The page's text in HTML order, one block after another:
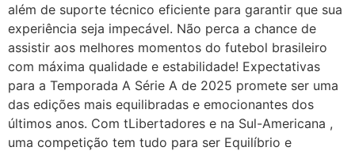
além de suporte técnico eficiente para garantir que sua
experiência seja impecável. Não perca a chance de
assistir aos melhores momentos do futebol brasileiro
com máxima qualidade e estabilidade! Expectativas
para a Temporada A Série A de 2025 promete ser uma
das edições mais equilibradas e emocionantes dos
últimos anos. Com tLibertadores e na Sul-Americana ,
uma competição tem tudo para ser Equilíbrio e